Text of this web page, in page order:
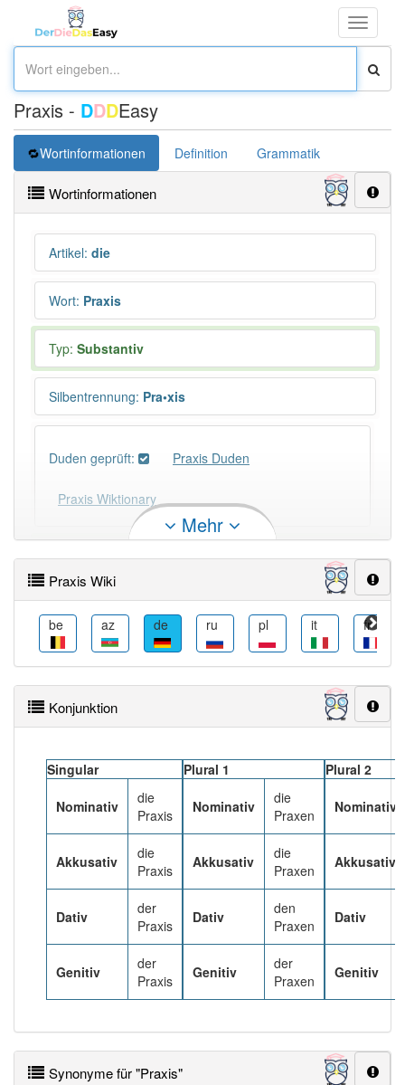
Toggle
Praxis - DDDEasy
Wortinformationen Definition Grammatik
Wortinformationen
Artikel: die
Wort: Praxis
Typ: Substantiv
Silbentrennung: Pra•xis
Duden geprüft: Praxis Duden
Praxis Wiktionary
PowerIndex:781
Häufigkeit: 6 von 10
Wörter mit Endung-praxis: 26
Wörter mit Endung
aber mit einem anderen
Artikeldie: 0
86% unserer Spielapp-Nutzer haben den Artikel
korrekt erraten.
Mehr
Praxis Wiki
be az de ru pl it fr
Konjunktion
Singular
Nominativ
die
Praxis
Akkusativ
die
Praxis
Dativ
der
Praxis
Genitiv
der
Praxis
Plural 1
Nominativ
die
Praxen
Akkusativ
die
Praxen
Dativ
den
Praxen
Genitiv
der
Praxen
Plural 2
Nominativ
Akkusativ
Dativ
Genitiv
Synonyme für "Praxis"